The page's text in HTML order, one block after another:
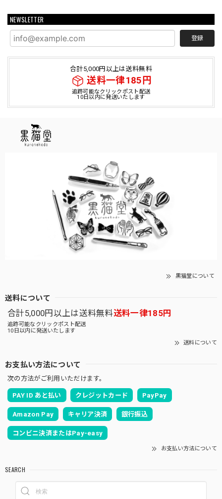
NEWSLETTER
登録
合計5,000円以上は送料無料
送料一律185円
追跡可能なクリックポスト配送
10日以内に発送いたします
黒猫堂について
送料について
合計5,000円以上は送料無料送料一律185円
追跡可能なクリックポスト配送
10日以内に発送いたします
送料について
お支払い方法について
次の方法がご利用いただけます。
PAY ID あと払い クレジットカード PayPay
Amazon Pay キャリア決済 銀行振込
コンビニ決済またはPay-easy
お支払い方法について
SEARCH